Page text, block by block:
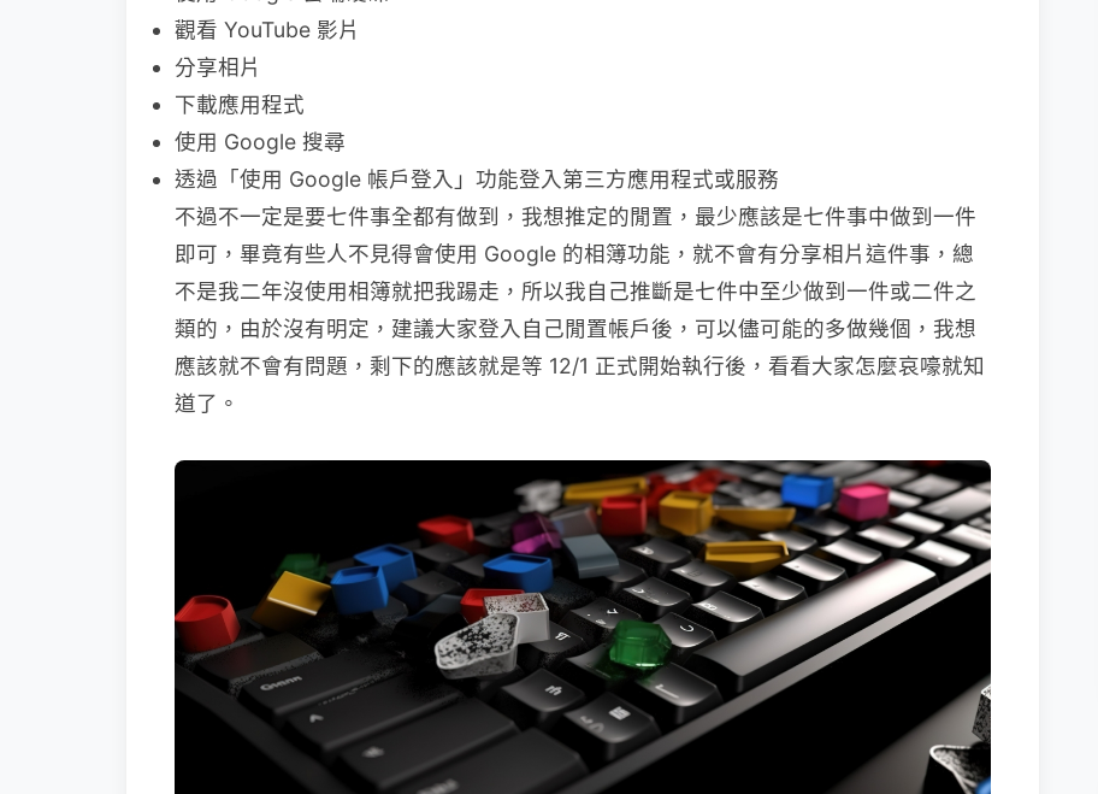
觀看 YouTube 影片
分享相片
下載應用程式
使用 Google 搜尋
透過「使用 Google 帳戶登入」功能登入第三方應用程式或服務
不過不一定是要七件事全都有做到，我想推定的閒置，最少應該是七件事中做到一件
即可，畢竟有些人不見得會使用 Google 的相簿功能，就不會有分享相片這件事，總
不是我二年沒使用相簿就把我踼走，所以我自己推斷是七件中至少做到一件或二件之
類的，由於沒有明定，建議大家登入自己閒置帳戶後，可以儘可能的多做幾個，我想
應該就不會有問題，剩下的應該就是等 12/1 正式開始執行後，看看大家怎麼哀嚎就知
道了。